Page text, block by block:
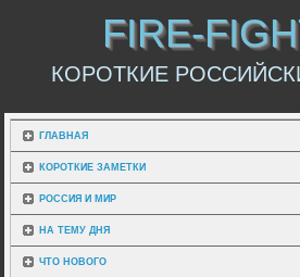
FIRE-
КОРОТКИЕ
ГЛАВНАЯ
КОРОТКИЕ ЗАМЕТКИ
РОССИЯ И МИР
НА ТЕМУ ДНЯ
ЧТО НОВОГО